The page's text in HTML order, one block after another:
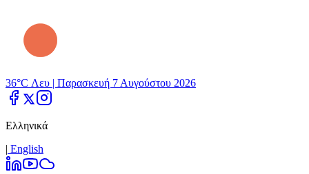
36°C Λευ | Παρασκευή 7 Αυγούστου 2026
Ελληνικά
| Εnglish